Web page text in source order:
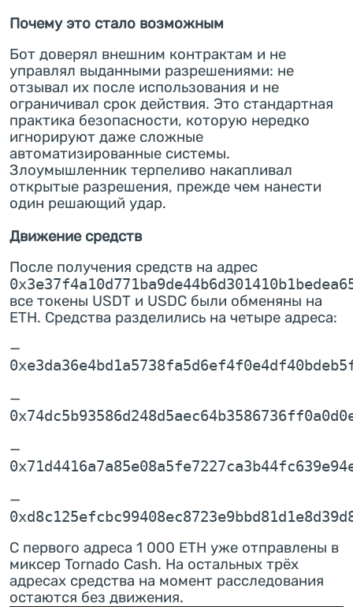
Почему это стало возможным
Бот доверял внешним контрактам и не
управлял выданными разрешениями: не
отзывал их после использования и не
ограничивал срок действия. Это стандартная
практика безопасности, которую нередко
игнорируют даже сложные
автоматизированные системы.
Злоумышленник терпеливо накапливал
открытые разрешения, прежде чем нанести
один решающий удар.
Движение средств
После получения средств на адрес
все токены USDT и USDC были обменяны на
ETH. Средства разделились на четыре адреса:
—
—
—
—
С первого адреса 1 000 ETH уже отправлены в
миксер Tornado Cash. На остальных трёх
адресах средства на момент расследования
остаются без движения.